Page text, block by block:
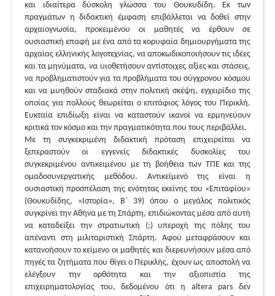
και ιδιαίτερα δύσκολη γλώσσα του Θουκυδίδη. Εκ των
πραγμάτων η διδακτική έμφαση επιβάλλεται να δοθεί στην
αρχαιογνωσία, προκειμένου οι μαθητές να έρθουν σε
ουσιαστική επαφή με ένα από τα κορυφαία δημιουργήματα της
αρχαίας ελληνικής λογοτεχνίας, να αποκωδικοποιήσουν τις ιδέες
και τα μηνύματα, να υιοθετήσουν αντίστοιχες αξίες και στάσεις,
να προβληματιστούν για τα προβλήματα του σύγχρονου κόσμου
και να μυηθούν σταδιακά στην πολιτική σκέψη, εγχειρίδιο της
οποίας για πολλούς θεωρείται ο επιτάφιος λόγος του Περικλή.
Ευκταία επιδίωξη είναι να καταστούν ικανοί να ερμηνεύουν
κριτικά τον κόσμο και την πραγματικότητα που τους περιβάλλει.
Με τη συγκεκριμένη διδακτική πρόταση επιχειρείται να
ξεπεραστούν οι εγγενείς διδακτικές δυσκολίες του
συγκεκριμένου αντικειμένου με τη βοήθεια των ΤΠΕ και της
ομαδοσυνεργατικής μεθόδου. Αντικείμενό της είναι η
ουσιαστική προσπέλαση της ενότητας εκείνης του «Επιταφίου»
(Θουκυδίδης, «Ιστορία», Β΄ 39) όπου ο μεγάλος πολιτικός
συγκρίνει την Αθήνα με τη Σπάρτη, επιδιώκοντας μέσα από αυτή
να καταδείξει την στρατιωτική (;) υπεροχή της πόλης του
απέναντι στη μιλιταριστική Σπάρτη. Αφού μεταφράσουν και
κατανοήσουν το κείμενο οι μαθητές και διερευνήσουν μέσα από
πηγές τα ζητήματα που θίγει ο Περικλής, έχουν ως αποστολή να
ελέγξουν την ορθότητα και την αξιοπιστία της
επιχειρηματολογίας του, δεδομένου ότι η altera pars δεν